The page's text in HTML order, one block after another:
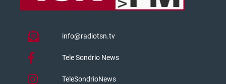
info@radiotsn.tv
Tele Sondrio News
TeleSondrioNews